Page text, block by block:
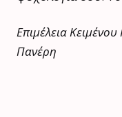
Επιμέλεια
Πανέρη